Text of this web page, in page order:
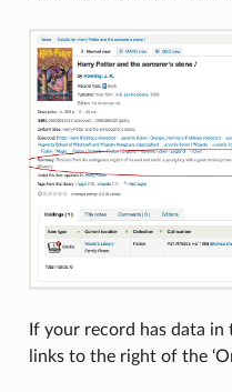
If your record has data in
links to the right of the